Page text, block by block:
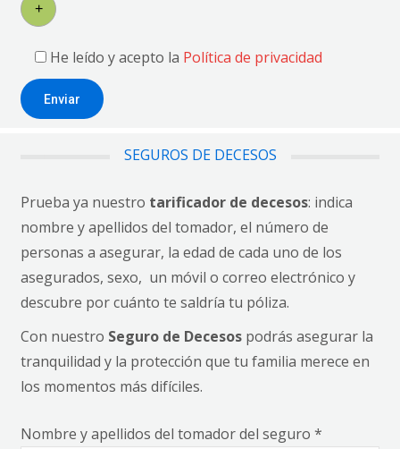
+
He leído y acepto la Política de privacidad
SEGUROS DE DECESOS
Prueba ya nuestro tarificador de decesos: indica
nombre y apellidos del tomador, el número de
personas a asegurar, la edad de cada uno de los
asegurados, sexo, un móvil o correo electrónico y
descubre por cuánto te saldría tu póliza.
Con nuestro Seguro de Decesos podrás asegurar la
tranquilidad y la protección que tu familia merece en
los momentos más difíciles.
Nombre y apellidos del tomador del seguro *